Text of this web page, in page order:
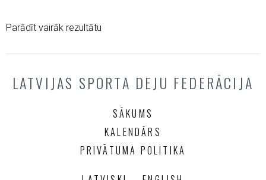
Parādīt vairāk rezultātu
LATVIJAS SPORTA DEJU FEDERĀCIJA
SĀKUMS
KALENDĀRS
PRIVĀTUMA POLITIKA